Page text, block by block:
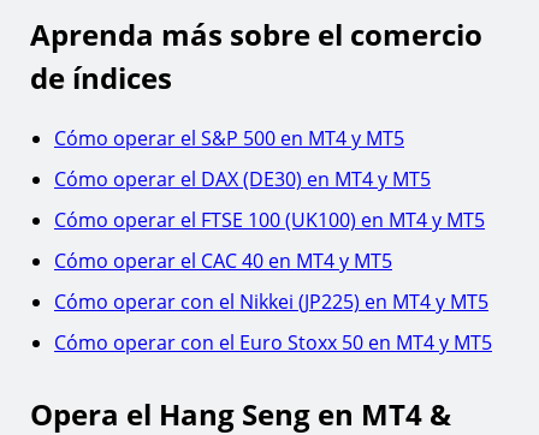
Aprenda más sobre el comercio
de índices
Cómo operar el S&P 500 en MT4 y MT5
Cómo operar el DAX (DE30) en MT4 y MT5
Cómo operar el FTSE 100 (UK100) en MT4 y MT5
Cómo operar el CAC 40 en MT4 y MT5
Cómo operar con el Nikkei (JP225) en MT4 y MT5
Cómo operar con el Euro Stoxx 50 en MT4 y MT5
Opera el Hang Seng en MT4 &